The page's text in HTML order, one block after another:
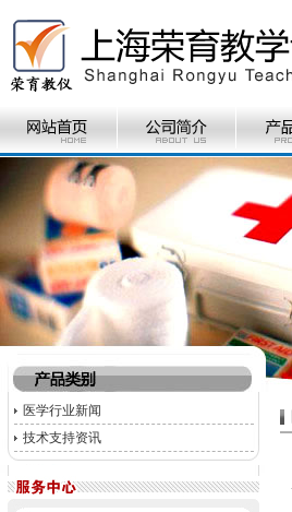
医学行业新闻
技术支持资讯